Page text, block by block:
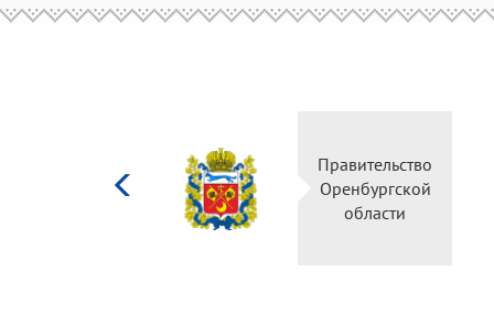
Правительство
Оренбургской
области